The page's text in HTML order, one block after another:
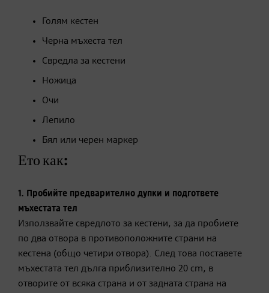
Голям кестен
Черна мъхеста тел
Свредла за кестени
Ножица
Очи
Лепило
Бял или черен маркер
Ето как:
1. Пробийте предварително дупки и подгответе
мъхестата тел
Използвайте свредлото за кестени, за да пробиете
по два отвора в противоположните страни на
кестена (общо четири отвора). След това поставете
мъхестата тел дълга приблизително 20 cm, в
отворите от всяка страна и от задната страна на